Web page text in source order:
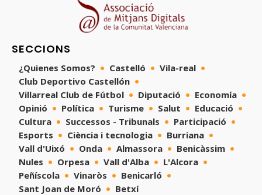
SECCIONS
¿Quienes Somos? Castelló
Vila-real
Club Deportivo Castellón
Villarreal Club de Fútbol
Diputació
Economía
Opinió
Política Turisme Salut
Educació
Cultura
Successos - Tribunals
Participació
Esports
Ciència i tecnologia
Burriana
Vall d'Uixó
Onda Almassora
Benicàssim
Nules
Orpesa Vall d'Alba
L'Alcora
Peñíscola
Vinaròs
Benicarló
Sant Joan de Moró
Betxí